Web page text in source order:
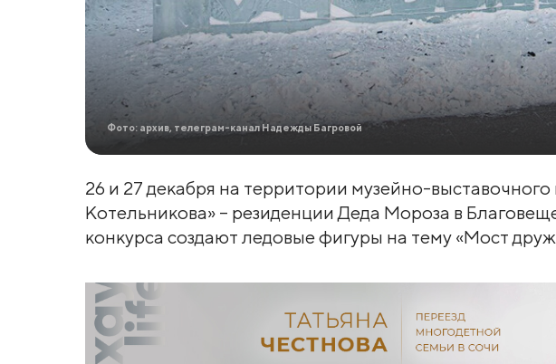
Фото: архив, телеграм-канал Надежды Багровой
26 и 27 декабря на территории музейно-
Котельникова» – резиденции Деда Мороза в
конкурса создают ледовые фигуры на тему «Мост